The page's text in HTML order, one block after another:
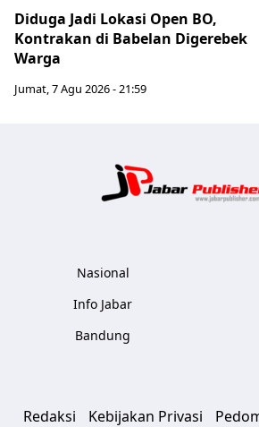
Diduga Jadi Lokasi Open BO,
Kontrakan di Babelan Digerebek
Warga
Jumat, 7 Agu 2026 - 21:59
Nasional
Info Jabar
Bandung
Redaksi Kebijakan Privasi